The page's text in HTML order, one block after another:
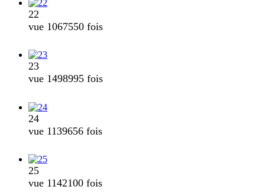
22
vue 1067550 fois
23
vue 1498995 fois
24
vue 1139656 fois
25
vue 1142100 fois